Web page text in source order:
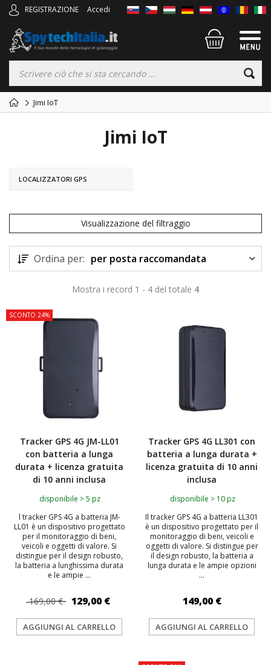
REGISTRAZIONE Accedi
Jimi IoT
Jimi IoT
LOCALIZZATORI GPS
Visualizzazione del filtraggio
Ordina per: per posta raccomandata
Mostra i record 1 - 4 del totale 4
SCONTO 24%
Tracker GPS 4G JM-LL01
con batteria a lunga
durata + licenza gratuita
di 10 anni inclusa
disponibile > 5 pz
l tracker GPS 4G a batteria JM-
LL01 è un dispositivo progettato
per il monitoraggio di beni,
veicoli e oggetti di valore. Si
distingue per il design robusto,
la batteria a lunghissima durata
e le ampie ...
169,00 € 129,00 €
AGGIUNGI AL CARRELLO
Tracker GPS 4G LL301 con
batteria a lunga durata +
licenza gratuita di 10 anni
inclusa
disponibile > 10 pz
Il tracker GPS 4G a batteria LL301
è un dispositivo progettato per il
monitoraggio di beni, veicoli e
oggetti di valore. Si distingue per
il design robusto, la batteria a
lunga durata e le ampie opzioni
...
149,00 €
AGGIUNGI AL CARRELLO